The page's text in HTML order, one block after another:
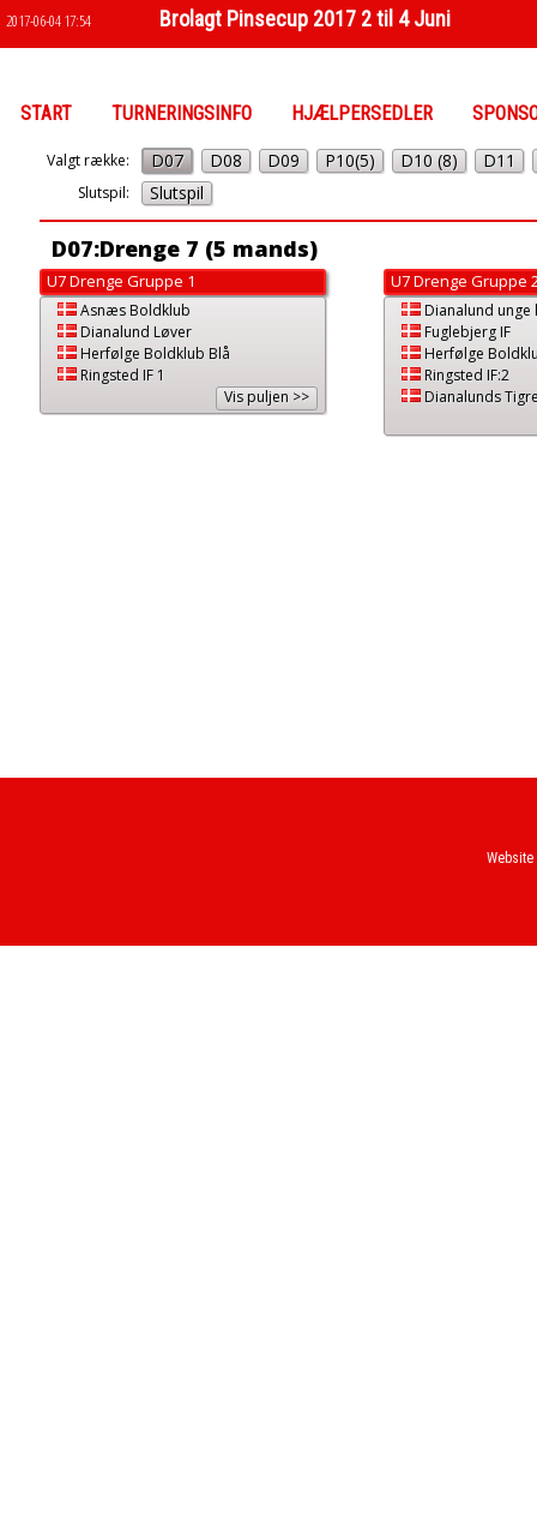
2017-06-04 17:54 Brolagt Pinsecup 2017 2 til 4 Juni
START TURNERINGSINFO HJÆLPERSEDLER
Valgt række: D07 D08 D09 P10(5) D10 (8) D11
Slutspil: Slutspil
D07:Drenge 7 (5 mands)
U7 Drenge Gruppe 1
Asnæs Boldklub
Dianalund Løver
Herfølge Boldklub Blå
Ringsted IF 1
Vis puljen >>
U7 Drenge Gruppe
Dianalund unge
Fuglebjerg IF
Herfølge
Ringsted IF:2
Dianalunds